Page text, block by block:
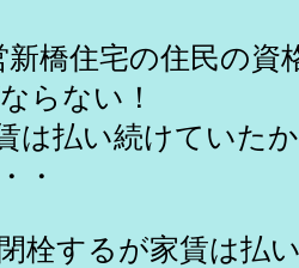
住宅の住民の資
らない！
い続けていたか
・
栓するが家賃は払